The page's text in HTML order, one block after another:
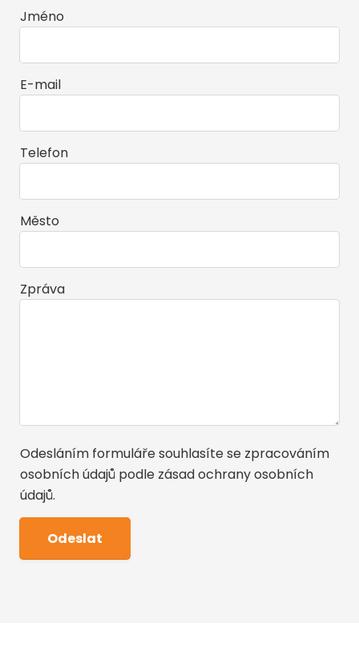
Jméno
E-mail
Telefon
Město
Zpráva
Odesláním formuláře souhlasíte se zpracováním
osobních údajů podle zásad ochrany osobních
údajů.